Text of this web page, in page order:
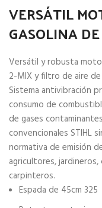
VERSÁTIL
GASOLINA
Versátil y robusta
2-MIX y filtro de aire
Sistema antivibración
consumo de
de gases
convencionales STIHL
normativa de emisión
agricultores,
carpinteros.
Espada de 45cm 325